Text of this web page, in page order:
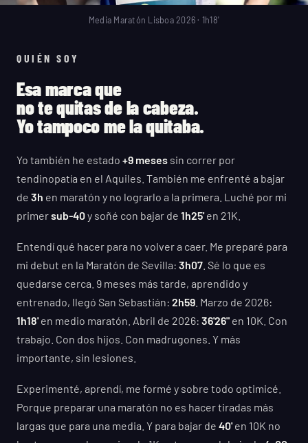
Media Maratón Lisboa 2026 · 1h18'
QUIÉN SOY
Esa marca que
no te quitas de la cabeza.
Yo tampoco me la quitaba.
Yo también he estado +9 meses sin correr por
tendinopatía en el Aquiles. También me enfrenté a bajar
de 3h en maratón y no lograrlo a la primera. Luché por mi
primersub-40y soñé con bajar de 1h25'en 21K.
Entendí qué hacer para no volver a caer. Me preparé para
mi debut en la Maratón de Sevilla: 3h07 . Sé lo que es
quedarse cerca. 9 meses más tarde, aprendido y
entrenado, llegó San Sebastián: 2h59 . Marzo de 2026:
1h18'en medio maratón. Abril de 2026: 36'26" en 10K. Con
trabajo. Con dos hijos. Con madrugones. Y más
importante, sin lesiones.
Experimenté, aprendí, me formé y sobre todo optimicé.
Porque preparar una maratón no es hacer tiradas más
largas que para una media. Y para bajar de 40'en 10K no